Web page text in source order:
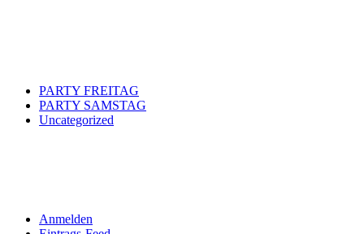
PARTY FREITAG
PARTY SAMSTAG
Uncategorized
Anmelden